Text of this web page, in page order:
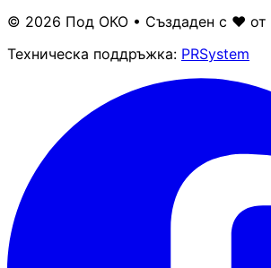
© 2026 Под ОКО • Създаден с ❤ от
Техническа поддръжка: PRSystem